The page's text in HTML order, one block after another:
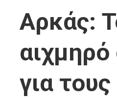
Αρκάς:
αιχμηρό
για τους